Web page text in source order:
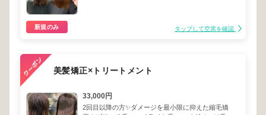
新規のみ タップして空席を確認
美髪矯正×トリートメント
33,000円
2回目以降の方✨ダメージを最小限に抑えた縮毛矯